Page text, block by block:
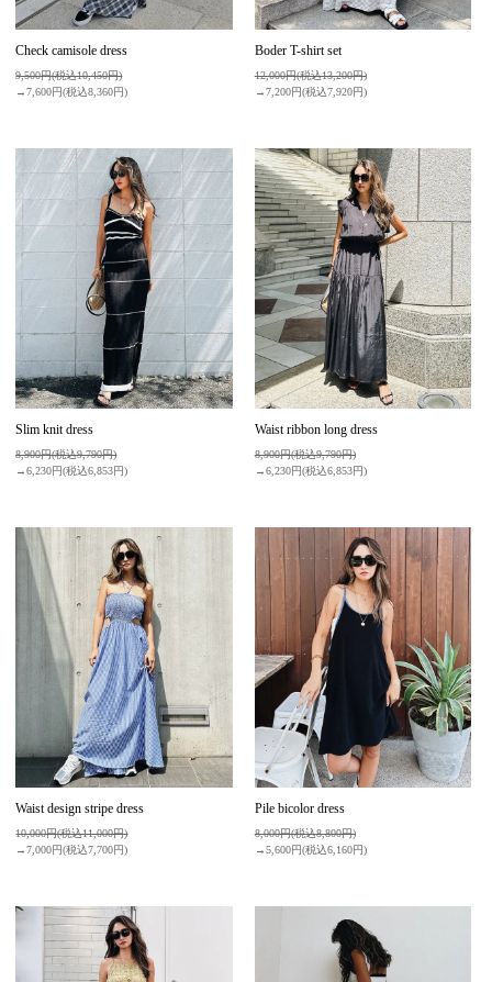
Check camisole dress
9,500円(税込10,450円)
→7,600円(税込8,360円)
Boder T-shirt set
12,000円(税込13,200円)
→7,200円(税込7,920円)
Slim knit dress
8,900円(税込9,790円)
→6,230円(税込6,853円)
Waist ribbon long dress
8,900円(税込9,790円)
→6,230円(税込6,853円)
Waist design stripe dress
10,000円(税込11,000円)
→7,000円(税込7,700円)
Pile bicolor dress
8,000円(税込8,800円)
→5,600円(税込6,160円)